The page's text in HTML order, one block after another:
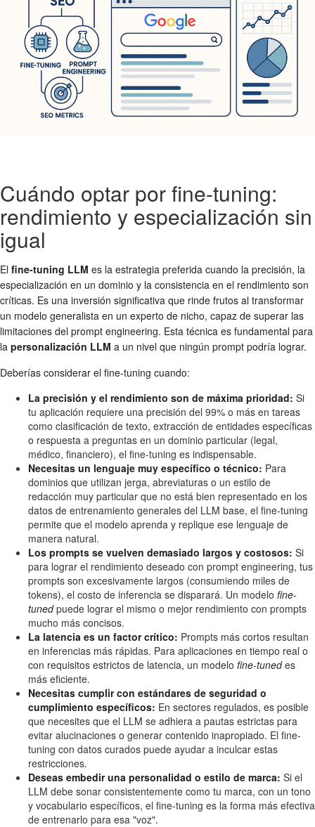
Cuándo optar por fine-tuning:
rendimiento y especialización sin
igual
El fine-tuning LLM es la estrategia preferida cuando la precisión, la
especialización en un dominio y la consistencia en el rendimiento son
críticas. Es una inversión significativa que rinde frutos al transformar
un modelo generalista en un experto de nicho, capaz de superar las
limitaciones del prompt engineering. Esta técnica es fundamental para
la personalización LLM a un nivel que ningún prompt podría lograr.
Deberías considerar el fine-tuning cuando:
La precisión y el rendimiento son de máxima prioridad: Si
tu aplicación requiere una precisión del 99% o más en tareas
como clasificación de texto, extracción de entidades específicas
o respuesta a preguntas en un dominio particular (legal,
médico, financiero), el fine-tuning es indispensable.
Necesitas un lenguaje muy específico o técnico: Para
dominios que utilizan jerga, abreviaturas o un estilo de
redacción muy particular que no está bien representado en los
datos de entrenamiento generales del LLM base, el fine-tuning
permite que el modelo aprenda y replique ese lenguaje de
manera natural.
Los prompts se vuelven demasiado largos y costosos: Si
para lograr el rendimiento deseado con prompt engineering, tus
prompts son excesivamente largos (consumiendo miles de
tokens), el costo de inferencia se disparará. Un modelo fine-
tunedpuede lograr el mismo o mejor rendimiento con prompts
mucho más concisos.
La latencia es un factor crítico: Prompts más cortos resultan
en inferencias más rápidas. Para aplicaciones en tiempo real o
con requisitos estrictos de latencia, un modelo fine-tunedes
más eficiente.
Necesitas cumplir con estándares de seguridad o
cumplimiento específicos: En sectores regulados, es posible
que necesites que el LLM se adhiera a pautas estrictas para
evitar alucinaciones o generar contenido inapropiado. El fine-
tuning con datos curados puede ayudar a inculcar estas
restricciones.
Deseas embedir una personalidad o estilo de marca: Si el
LLM debe sonar consistentemente como tu marca, con un tono
y vocabulario específicos, el fine-tuning es la forma más efectiva
de entrenarlo para esa "voz".